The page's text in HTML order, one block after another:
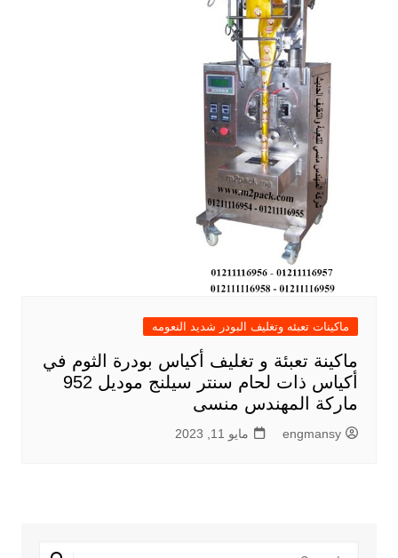
ماكينات تعبئه وتغليف البودر شديد النعومه
ماكينة تعبئة و تغليف أكياس بودرة الثوم في
أكياس ذات لحام سنتر سيلنج موديل 952
ماركة المهندس منسى
engmansy مايو 11, 2023